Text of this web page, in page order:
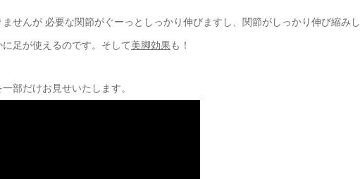
せんが 必要な関節がぐーっとしっかり伸びますし、関節がしっかり伸び縮みし
足が使えるのです。そして美脚効果も！
部だけお見せいたします。